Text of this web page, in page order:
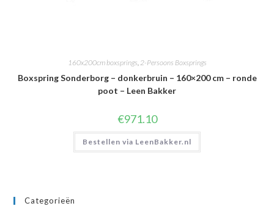
160x200cm boxsprings,2-Persoons Boxsprings
Boxspring Sonderborg – donkerbruin – 160×200 cm – ronde
poot – Leen Bakker
€971.10
Bestellen via LeenBakker.nl
Categorieën